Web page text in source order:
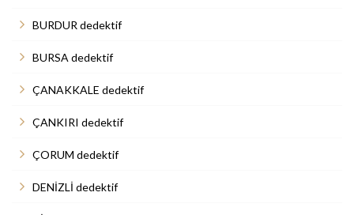
BURDUR dedektif
BURSA dedektif
ÇANAKKALE dedektif
ÇANKIRI dedektif
ÇORUM dedektif
DENİZLİ dedektif